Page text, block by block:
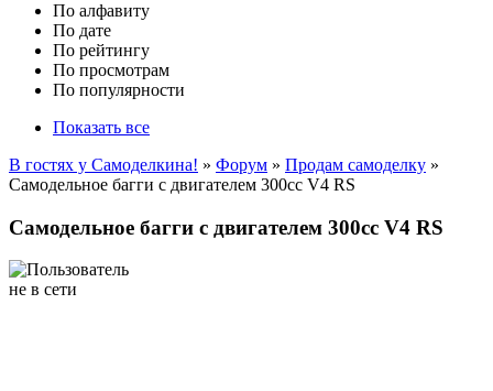
По алфавиту
По дате
По рейтингу
По просмотрам
По популярности
Показать все
В гостях у Самоделкина! » Форум » Продам самоделку »
Самодельное багги с двигателем 300cc V4 RS
Самодельное багги с двигателем 300cc V4 RS